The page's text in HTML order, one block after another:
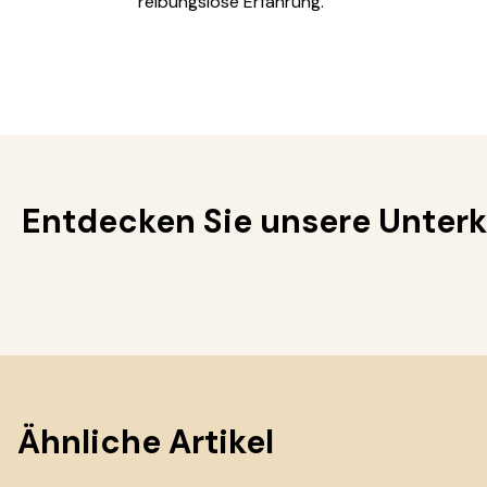
Entdecken Sie unsere
Ähnliche Artikel